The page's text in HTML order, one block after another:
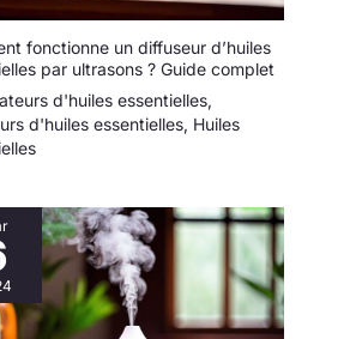
fonctionne un diffuseur d’huiles
par ultrasons ? Guide complet
d'huiles essentielles,
d'huiles essentielles, Huiles